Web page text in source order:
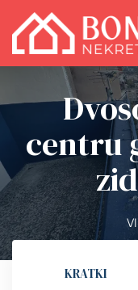
centru
KRATKI